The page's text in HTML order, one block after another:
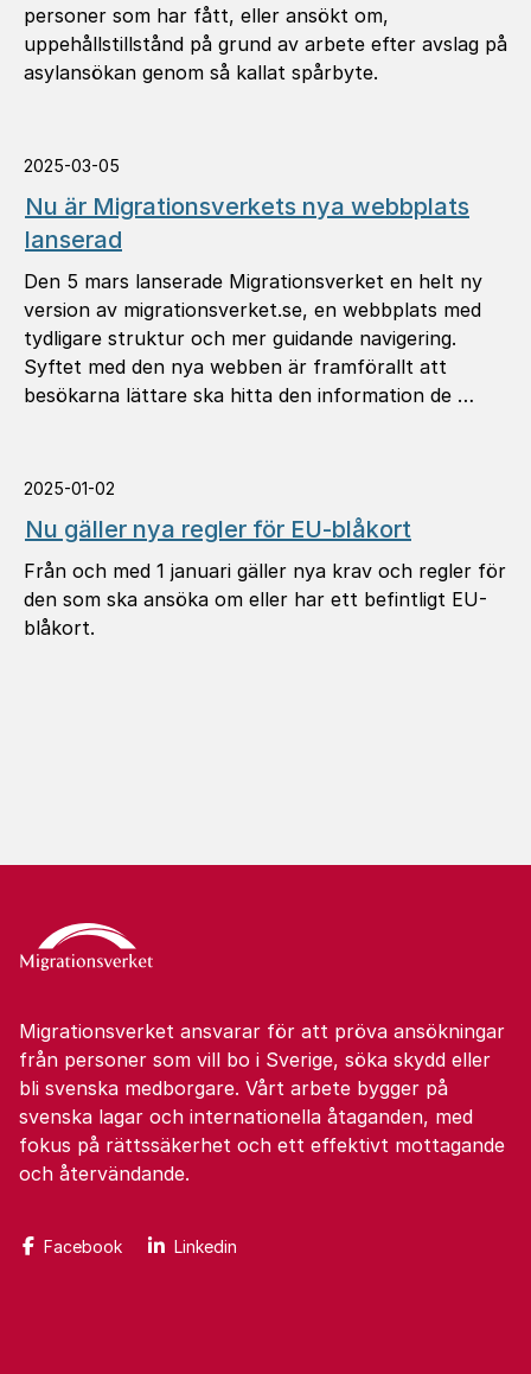
personer som har fått, eller ansökt om,
uppehållstillstånd på grund av arbete efter avslag på
asylansökan genom så kallat spårbyte.
2025-03-05
Nu är Migrationsverkets nya webbplats
lanserad
Den 5 mars lanserade Migrationsverket en helt ny
version av migrationsverket.se, en webbplats med
tydligare struktur och mer guidande navigering.
Syftet med den nya webben är framförallt att
besökarna lättare ska hitta den information de …
2025-01-02
Nu gäller nya regler för EU-blåkort
Från och med 1 januari gäller nya krav och regler för
den som ska ansöka om eller har ett befintligt EU-
blåkort.
Migrationsverket ansvarar för att pröva ansökningar
från personer som vill bo i Sverige, söka skydd eller
bli svenska medborgare. Vårt arbete bygger på
svenska lagar och internationella åtaganden, med
fokus på rättssäkerhet och ett effektivt mottagande
och återvändande.
Facebook Linkedin